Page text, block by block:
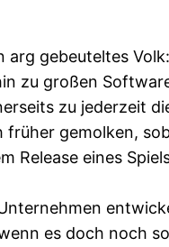
gebeuteltes
zu großen
zu jederzeit
gemolken,
Release eines
es doch noch